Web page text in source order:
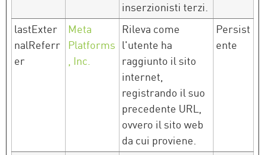
inserzionisti terzi.
lastExter
nalReferr
er
Meta
Platforms
, Inc.
Rileva come
l'utente ha
raggiunto il sito
internet,
registrando il suo
precedente URL,
ovvero il sito web
da cui proviene.
Persist
ente